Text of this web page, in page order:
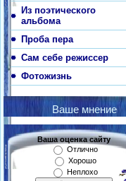
Из поэтического
альбома
Проба пера
Сам себе режиссер
Фотожизнь
Ваше мнение
Ваша оценка сайту
Отлично
Хорошо
Неплохо